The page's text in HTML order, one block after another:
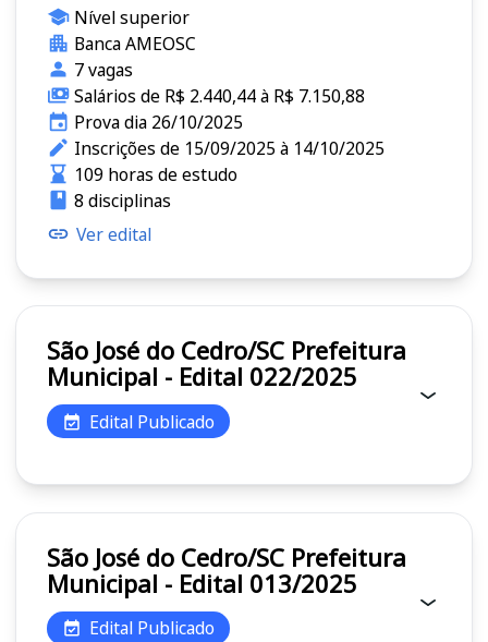
Nível superior
Banca AMEOSC
7 vagas
Salários de R$ 2.440,44 à R$ 7.150,88
Prova dia 26/10/2025
Inscrições de 15/09/2025 à 14/10/2025
109 horas de estudo
8 disciplinas
Ver edital
São José do Cedro/SC Prefeitura
Municipal - Edital 022/2025
Edital Publicado
São José do Cedro/SC Prefeitura
Municipal - Edital 013/2025
Edital Publicado